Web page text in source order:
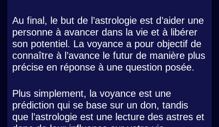
Au final, le but de l’astrologie est d’aider une
personne à avancer dans la vie et à libérer
son potentiel. La voyance a pour objectif de
connaître à l’avance le futur de manière plus
précise en réponse à une question posée.
Plus simplement, la voyance est une
prédiction qui se base sur un don, tandis
que l’astrologie est une lecture des astres et